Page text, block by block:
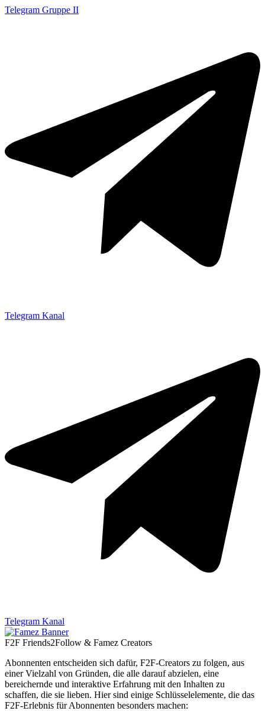
Telegram Gruppe II
Telegram Kanal
Telegram Kanal
F2F Friends2Follow & Famez Creators
Abonnenten entscheiden sich dafür, F2F-Creators zu folgen, aus
einer Vielzahl von Gründen, die alle darauf abzielen, eine
bereichernde und interaktive Erfahrung mit den Inhalten zu
schaffen, die sie lieben. Hier sind einige Schlüsselelemente, die das
F2F-Erlebnis für Abonnenten besonders machen: